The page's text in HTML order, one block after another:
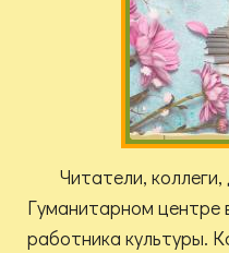
Читатели,
Гуманитарном центре
работника культуры.